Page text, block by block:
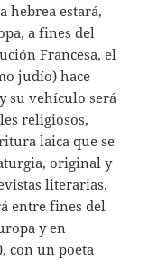
hebrea estará,
a fines del
Francesa, el
judío) hace
su vehículo será
religiosos,
laica que se
original y
literarias.
entre fines del
y en
con un poeta